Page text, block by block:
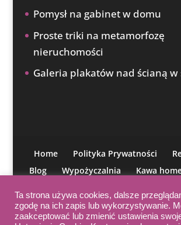
Pomysł na gabinet w domu
Proste triki na metamorfozę
nieruchomości
Galeria plakatów nad ścianą w
Home Polityka Prywatności
Blog
Wypożyczalnia
Kawa
Kurs aranżacji
Ta strona używa cookies, dalsze
zgodę na ich zapis lub wykorzystywanie.
zaakceptować lub zmienić ustawienia